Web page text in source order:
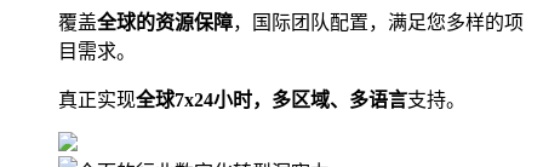
覆盖全球的资源保障，国际团队配置，满足您多样的项
目需求。
真正实现全球7x24小时，多区域、多语言支持。